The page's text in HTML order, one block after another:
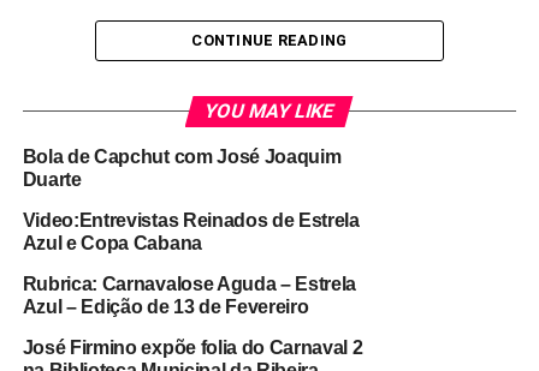
RELATED TOPICS: CARNAVAL 2020
CARNAVALOSE AGUDA
COPA CABANA
PODCAST
UP NEXT
Video/Entrevista: Presidente do Estrela Azul –
Alibio Brito
CONTINUE READING
YOU MAY LIKE
Bola de Capchut com José Joaquim
Duarte
Video:Entrevistas Reinados de Estrela
Azul e Copa Cabana
Rubrica: Carnavalose Aguda – Estrela
Azul – Edição de 13 de Fevereiro
José Firmino expõe folia do Carnaval 2